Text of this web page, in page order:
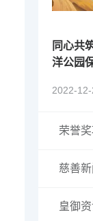
同心共
洋公园
2022-12-
荣誉
慈善新
皇御